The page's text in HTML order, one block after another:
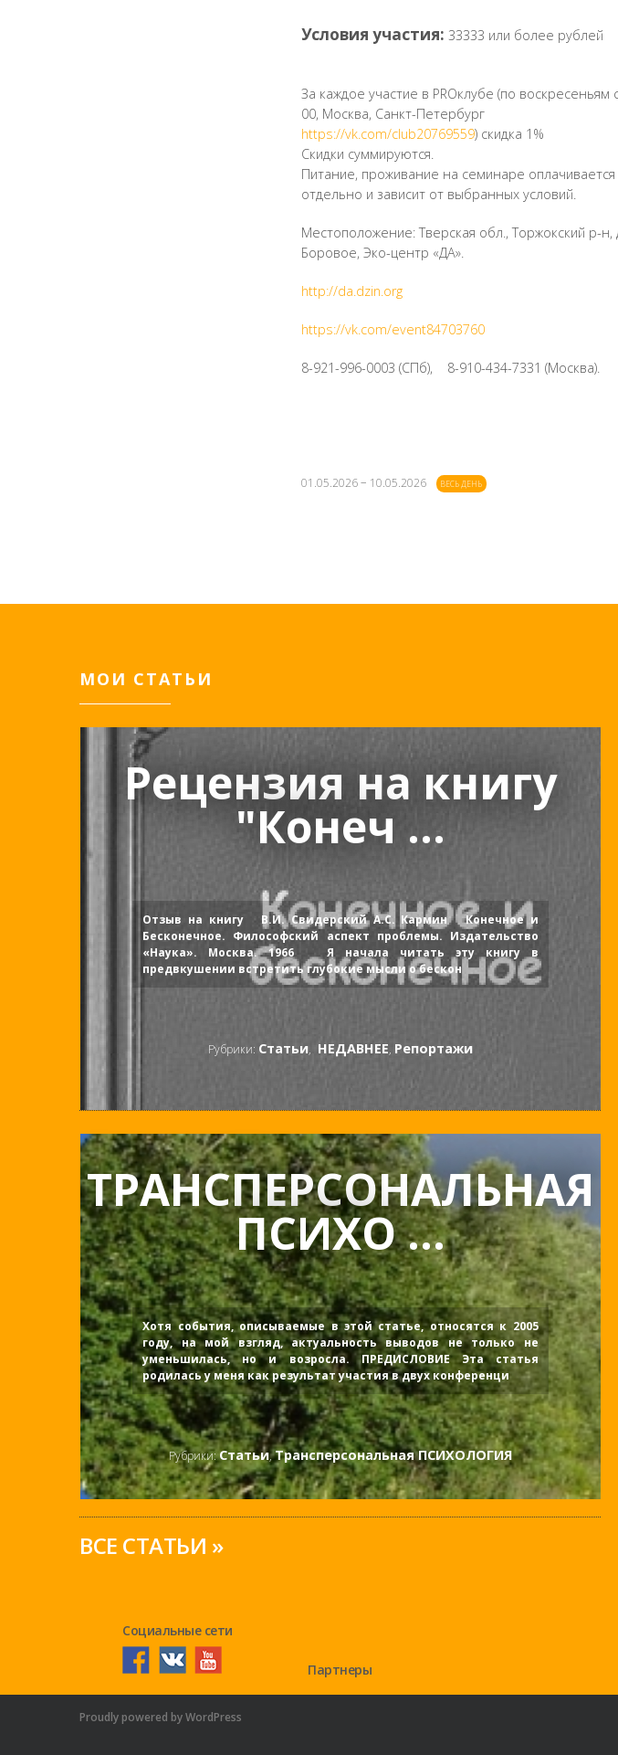
Условия участия: 33333 или более рублей
За каждое участие в PROклубе (по воскресеньям
00, Москва, Санкт-Петербург
https://vk.com/club20769559) скидка 1%
Скидки суммируются.
Питание, проживание на семинаре оплачивается
отдельно и зависит от выбранных условий.
Местоположение: Тверская обл., Торжокский р-н,
Боровое, Эко-центр «ДА».
http://da.dzin.org
https://vk.com/event84703760
8-921-996-0003 (СПб), 8-910-434-7331 (Москва).
01.05.2026 − 10.05.2026 ВЕСЬ ДЕНЬ
МОИ СТАТЬИ
Рецензия на книгу
"Конеч ...
Отзыв на книгу В.И. Свидерский А.С. Кармин Конечное и
Бесконечное. Философский аспект проблемы. Издательство
«Наука». Москва. 1966 Я начала читать эту книгу в
предвкушении встретить глубокие мысли о бескон
Рубрики: Статьи, НЕДАВНЕЕ, Репортажи
ТРАНСПЕРСОНАЛЬНАЯ
ПСИХО ...
Хотя события, описываемые в этой статье, относятся к 2005
году, на мой взгляд, актуальность выводов не только не
уменьшилась, но и возросла. ПРЕДИСЛОВИЕ Эта статья
родилась у меня как результат участия в двух конференци
Рубрики:Статьи,Трансперсональная ПСИХОЛОГИЯ
ВСЕ СТАТЬИ »
Социальные сети
Партнеры
Proudly powered by WordPress